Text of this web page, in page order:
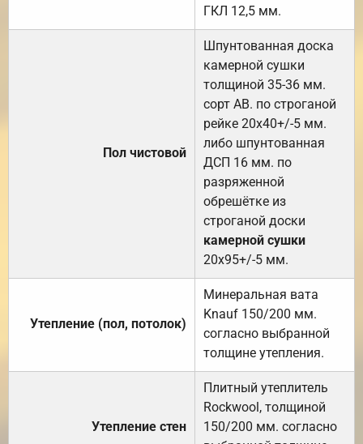
ГКЛ 12,5 мм.
Пол чистовой
Шпунтованная доска
камерной сушки
толщиной 35-36 мм.
сорт АВ. по строганой
рейке 20х40+/-5 мм.
либо шпунтованная
ДСП 16 мм. по
разряженной
обрешётке из
строганой доски
камерной сушки
20х95+/-5 мм.
Утепление (пол, потолок)
Минеральная вата
Knauf 150/200 мм.
согласно выбранной
толщине утепления.
Утепление стен
Плитный утеплитель
Rockwool, толщиной
150/200 мм. согласно